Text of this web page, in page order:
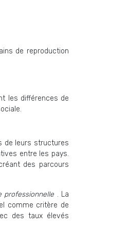
de reproduction
les différences de
de leurs structures
entre les pays.
des parcours
professionnelle . La
comme critère de
des taux élevés